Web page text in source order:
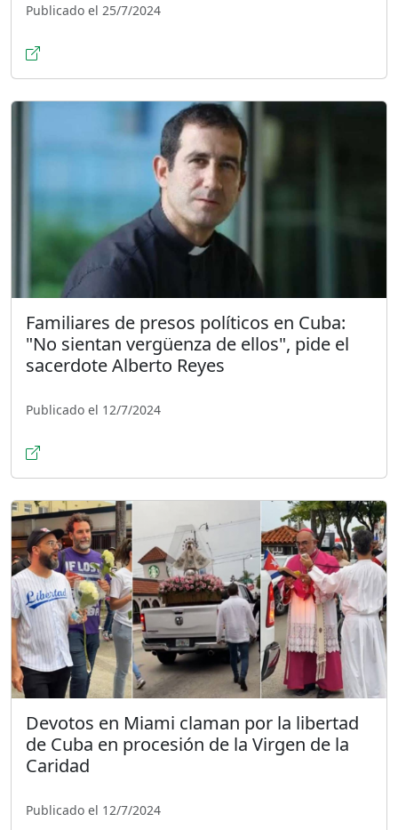
Publicado el 25/7/2024
Familiares de presos políticos en Cuba:
"No sientan vergüenza de ellos", pide el
sacerdote Alberto Reyes
Publicado el 12/7/2024
Devotos en Miami claman por la libertad
de Cuba en procesión de la Virgen de la
Caridad
Publicado el 12/7/2024